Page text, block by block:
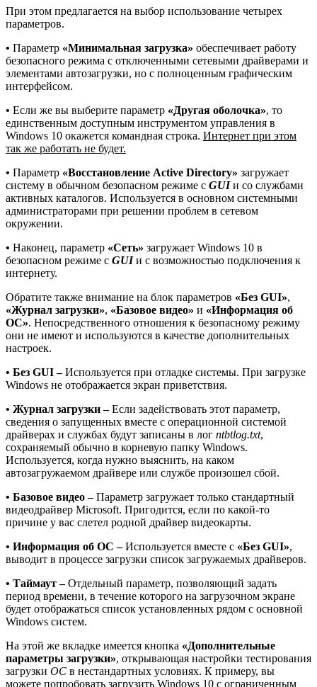
При этом предлагается на выбор использование четырех
параметров.
• Параметр «Минимальная загрузка» обеспечивает работу
безопасного режима с отключенными сетевыми драйверами и
элементами автозагрузки, но с полноценным графическим
интерфейсом.
• Если же вы выберите параметр «Другая оболочка», то
единственным доступным инструментом управления в
Windows 10 окажется командная строка. Интернет при этом
так же работать не будет.
• Параметр «Восстановление Active Directory» загружает
систему в обычном безопасном режиме с GUIи со службами
активных каталогов. Используется в основном системными
администраторами при решении проблем в сетевом
окружении.
• Наконец, параметр «Сеть» загружает Windows 10 в
безопасном режиме с GUIи с возможностью подключения к
интернету.
Обратите также внимание на блок параметров «Без GUI»,
«Журнал загрузки», «Базовое видео» и «Информация об
ОС». Непосредственного отношения к безопасному режиму
они не имеют и используются в качестве дополнительных
настроек.
• Без GUI –Используется при отладке системы. При загрузке
Windows не отображается экран приветствия.
• Журнал загрузки –Если задействовать этот параметр,
сведения о запущенных вместе с операционной системой
драйверах и службах будут записаны в лог ntbtlog.txt,
сохраняемый обычно в корневую папку Windows.
Используется, когда нужно выяснить, на каком
автозагружаемом драйвере или службе произошел сбой.
• Базовое видео –Параметр загружает только стандартный
видеодрайвер Microsoft. Пригодится, если по какой-то
причине у вас слетел родной драйвер видеокарты.
• Информация об ОС –Используется вместе с «Без GUI»,
выводит в процессе загрузки список загружаемых драйверов.
• Таймаут –Отдельный параметр, позволяющий задать
период времени, в течение которого на загрузочном экране
будет отображаться список установленных рядом с основной
Windows систем.
На этой же вкладке имеется кнопка «Дополнительные
параметры загрузки», открывающая настройки тестирования
загрузки ОС в нестандартных условиях. К примеру, вы
можете попробовать загрузить Windows 10 с ограниченным